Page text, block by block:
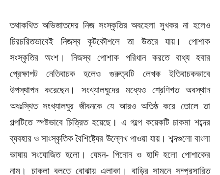
তথাকথিত অভিজাতদের নিজ সংস্কৃতির অবহেলা সুখকর না হলেও
চিরচরিতভাবেই নিজস্ব কূটকৌশলে তা উতরে যায়। পোশাক
সংস্কৃতির অংশ। নিজস্ব পোশাক পরিধান করতে বাধ্য হবার
প্রেক্ষাপট নেতিবাচক হলেও গুরুত্বটি লেখক ইতিবাচকভাবে
উপস্থাপন করেছেন। সংখ্যালঘুদের মধ্যেও শ্রেণিগত অবস্থান
অধঃস্থিত সংখ্যালঘুর জীবনকে যে আরও অতিষ্ঠ করে তোলে তা
গল্পটিতে স্পষ্টভাবে চিত্রিত হয়েছে। এ গল্পে কয়েকটি চাকমা শব্দের
ব্যবহার ও সাংস্কৃতিক বৈশিষ্ট্যের উল্লেখ পাওয়া যায়। শব্দগুলো বাংলা
ভাষায় সংযোজিত হলো। যেমন- পিনোন ও হাদি হলো পোশাকের
নাম। চাকলা বলতে বোঝায় এলাকা। বাড়ির সামনে সম্প্রসারিত